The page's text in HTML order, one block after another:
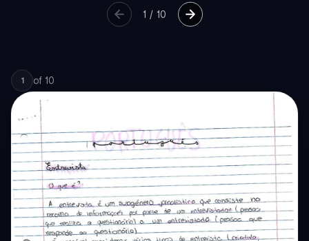
1 / 10
1 of 10